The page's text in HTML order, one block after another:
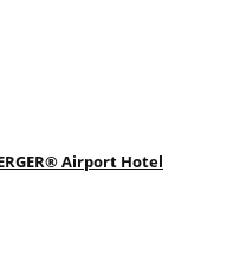
Airport Hotel